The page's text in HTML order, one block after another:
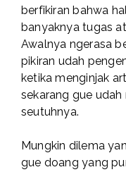
berfikiran bahwa
banyaknya tugas
Awalnya ngerasa
pikiran udah
ketika menginjak
sekarang gue
seutuhnya.
Mungkin dilema
gue doang yang